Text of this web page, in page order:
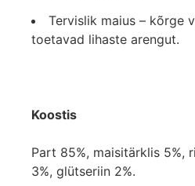
Tervislik maius – kõrge
toetavad lihaste arengut.
Koostis
Part 85%, maisitärklis 5%,
3%, glütseriin 2%.